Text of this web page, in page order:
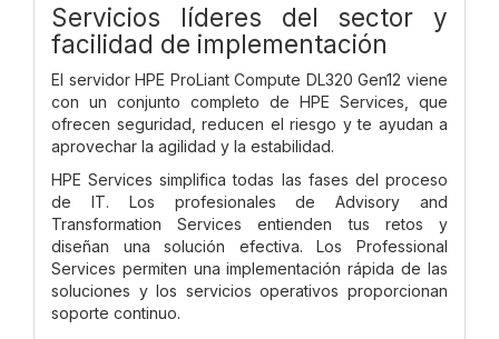
Servicios líderes del sector y
facilidad de implementación
El servidor HPE ProLiant Compute DL320 Gen12 viene
con un conjunto completo de HPE Services, que
ofrecen seguridad, reducen el riesgo y te ayudan a
aprovechar la agilidad y la estabilidad.
HPE Services simplifica todas las fases del proceso
de IT. Los profesionales de Advisory and
Transformation Services entienden tus retos y
diseñan una solución efectiva. Los Professional
Services permiten una implementación rápida de las
soluciones y los servicios operativos proporcionan
soporte continuo.